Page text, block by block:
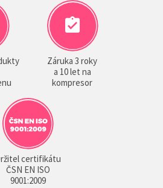
Záruka 3 roky
a 10 let na
kompresor
certifikátu
ČSN EN ISO
9001:2009